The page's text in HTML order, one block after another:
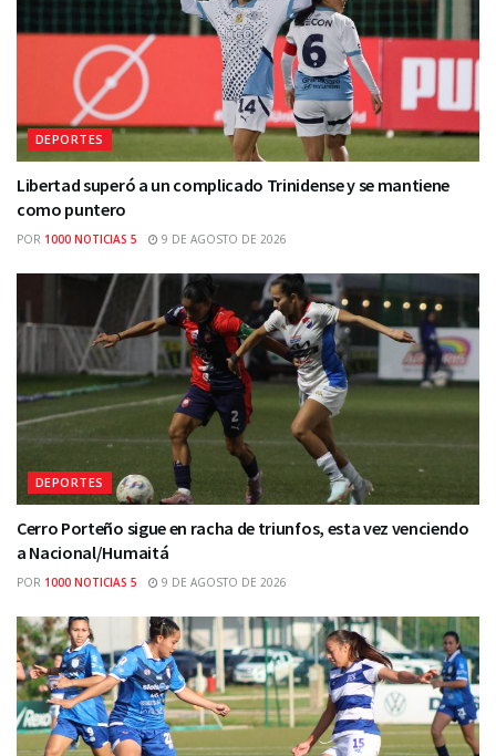
DEPORTES
Libertad superó a un complicado Trinidense y se mantiene
como puntero
POR 1000 NOTICIAS 5 9 DE AGOSTO DE 2026
DEPORTES
Cerro Porteño sigue en racha de triunfos, esta vez venciendo
a Nacional/Humaitá
POR 1000 NOTICIAS 5 9 DE AGOSTO DE 2026